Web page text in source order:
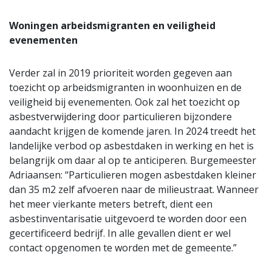
Woningen arbeidsmigranten en veiligheid
evenementen
Verder zal in 2019 prioriteit worden gegeven aan
toezicht op arbeidsmigranten in woonhuizen en de
veiligheid bij evenementen. Ook zal het toezicht op
asbestverwijdering door particulieren bijzondere
aandacht krijgen de komende jaren. In 2024 treedt het
landelijke verbod op asbestdaken in werking en het is
belangrijk om daar al op te anticiperen. Burgemeester
Adriaansen: “Particulieren mogen asbestdaken kleiner
dan 35 m2 zelf afvoeren naar de milieustraat. Wanneer
het meer vierkante meters betreft, dient een
asbestinventarisatie uitgevoerd te worden door een
gecertificeerd bedrijf. In alle gevallen dient er wel
contact opgenomen te worden met de gemeente.”